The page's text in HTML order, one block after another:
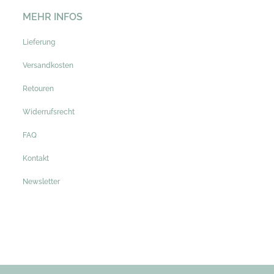
MEHR INFOS
Lieferung
Versandkosten
Retouren
Widerrufsrecht
FAQ
Kontakt
Newsletter